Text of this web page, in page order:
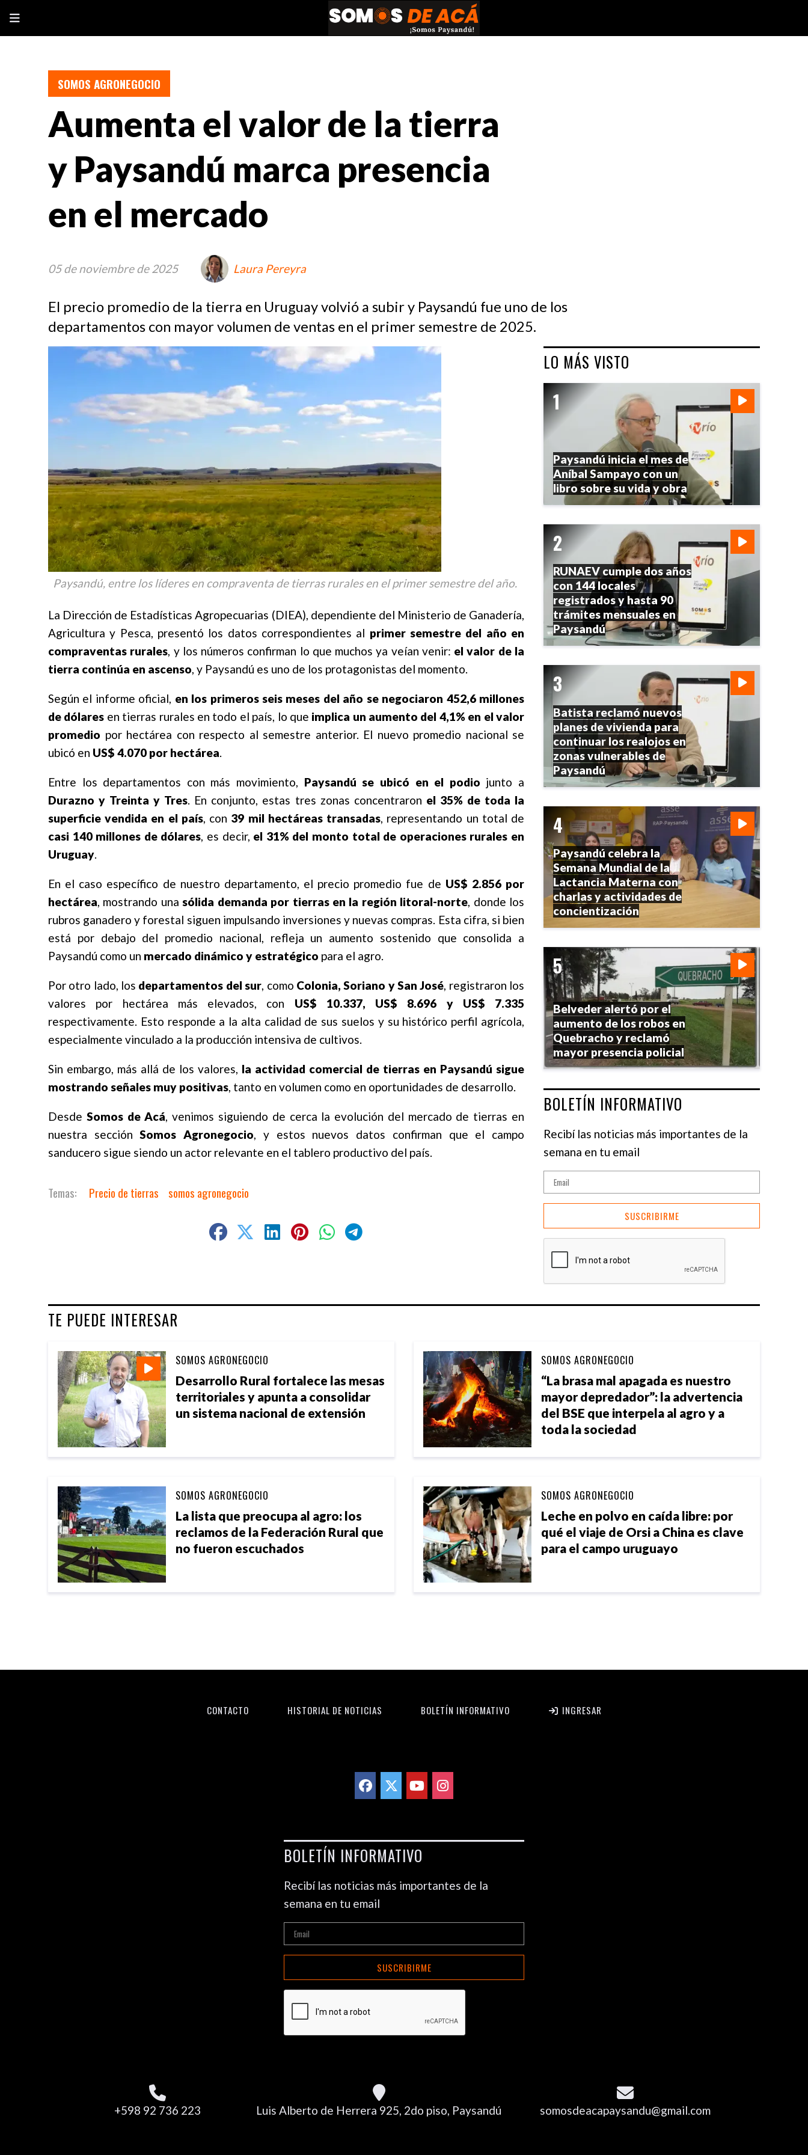
Aumenta el valor de la tierra
y Paysandú marca presencia
en el mercado
El precio promedio de la tierra en Uruguay volvió a subir y Paysandú fue uno de los
departamentos con mayor volumen de ventas en el primer semestre de 2025.
SOMOS AGRONEGOCIO
05 de noviembre de 2025 Laura Pereyra
Paysandú, entre los líderes en compraventa de tierras rurales en el primer semestre del año.
La Dirección de Estadísticas Agropecuarias (DIEA), dependiente del Ministerio de Ganadería,
Agricultura y Pesca, presentó los datos correspondientes al primer semestre del año en
compraventas rurales, y los números confirman lo que muchos ya veían venir: el valor de la
tierra continúa en ascenso, y Paysandú es uno de los protagonistas del momento.
Según el informe oficial, en los primeros seis meses del año se negociaron 452,6 millones
de dólares en tierras rurales en todo el país, lo que implica un aumento del 4,1% en el valor
promedio por hectárea con respecto al semestre anterior. El nuevo promedio nacional se
ubicó en US$ 4.070 por hectárea.
Entre los departamentos con más movimiento, Paysandú se ubicó en el podio junto a
Durazno y Treinta y Tres. En conjunto, estas tres zonas concentraron el 35% de toda la
superficie vendida en el país, con 39 mil hectáreas transadas, representando un total de
casi 140 millones de dólares, es decir, el 31% del monto total de operaciones rurales en
Uruguay.
En el caso específico de nuestro departamento, el precio promedio fue de US$ 2.856 por
hectárea, mostrando unasólida demanda por tierras en la región litoral-norte, donde los
rubros ganadero y forestal siguen impulsando inversiones y nuevas compras. Esta cifra, si bien
está por debajo del promedio nacional, refleja un aumento sostenido que consolida a
Paysandú como un mercado dinámico y estratégico para el agro.
Por otro lado, los departamentos del sur, como Colonia, Soriano y San José, registraron los
valores por hectárea más elevados, con US$ 10.337, US$ 8.696 y US$ 7.335
respectivamente. Esto responde a la alta calidad de sus suelos y su histórico perfil agrícola,
especialmente vinculado a la producción intensiva de cultivos.
Sin embargo, más allá de los valores, la actividad comercial de tierras en Paysandú sigue
mostrando señales muy positivas, tanto en volumen como en oportunidades de desarrollo.
Desde Somos de Acá, venimos siguiendo de cerca la evolución del mercado de tierras en
nuestra secciónSomos Agronegocio, y estos nuevos datos confirman que el campo
sanducero sigue siendo un actor relevante en el tablero productivo del país.
Precio de tierras somos agronegocio
TE PUEDE INTERESAR
Desarrollo Rural fortalece las mesas
territoriales y apunta a consolidar
un sistema nacional de extensión
SOMOS AGRONEGOCIO
“La brasa mal apagada es nuestro
mayor depredador”: la advertencia
del BSE que interpela al agro y a
toda la sociedad
SOMOS AGRONEGOCIO
La lista que preocupa al agro: los
reclamos de la Federación Rural que
no fueron escuchados
SOMOS AGRONEGOCIO
Leche en polvo en caída libre: por
qué el viaje de Orsi a China es clave
para el campo uruguayo
SOMOS AGRONEGOCIO
LO MÁS VISTO
Paysandú inicia el mes de
Aníbal Sampayo con un
libro sobre su vida y obra
RUNAEV cumple dos años
con 144 locales
registrados y hasta 90
trámites mensuales en
Paysandú
Batista reclamó nuevos
planes de vivienda para
continuar los realojos en
zonas vulnerables de
Paysandú
Paysandú celebra la
Semana Mundial de la
Lactancia Materna con
charlas y actividades de
concientización
Belveder alertó por el
aumento de los robos en
Quebracho y reclamó
mayor presencia policial
BOLETÍN INFORMATIVO
Recibí las noticias más importantes de la
semana en tu email
SUSCRIBIRME
CONTACTO HISTORIAL DE NOTICIAS BOLETÍN INFORMATIVO INGRESAR
BOLETÍN INFORMATIVO
Recibí las noticias más importantes de la
semana en tu email
SUSCRIBIRME
+598 92 736 223 Luis Alberto de Herrera 925, 2do piso, Paysandú somosdeacapaysandu@gmail.com